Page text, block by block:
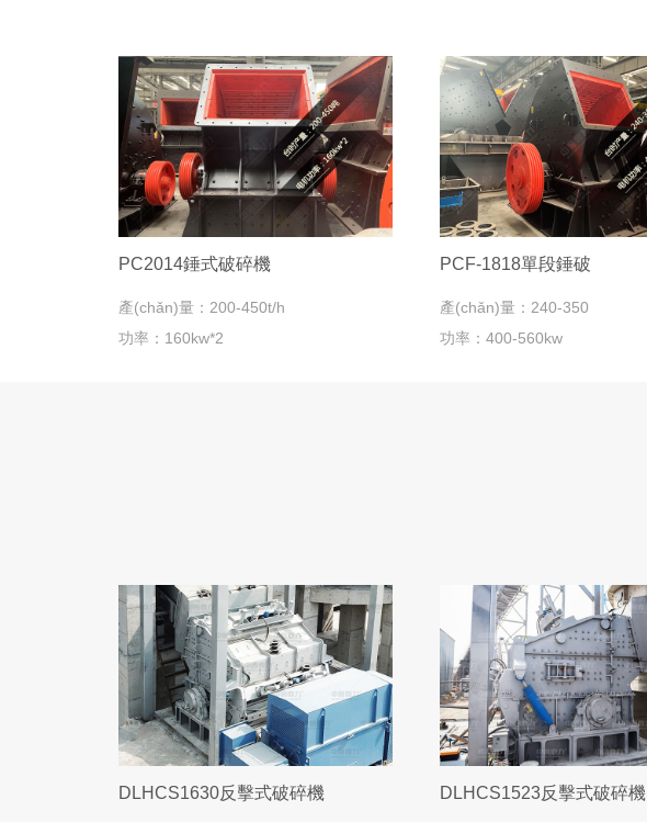
PC2014錘式破碎機
產(chǎn)量：200-450t/h
功率：160kw*2
PCF-1818單段錘破
產(chǎn)量：240-350
功率：400-560kw
DLHCS1630反擊式破碎機 DLHCS1523反擊式破碎機